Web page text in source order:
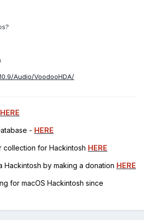
Audio/VoodooHDA/
HERE
- HERE
collection for Hackintosh HERE
Hackintosh by making a donation HERE
for macOS Hackintosh since